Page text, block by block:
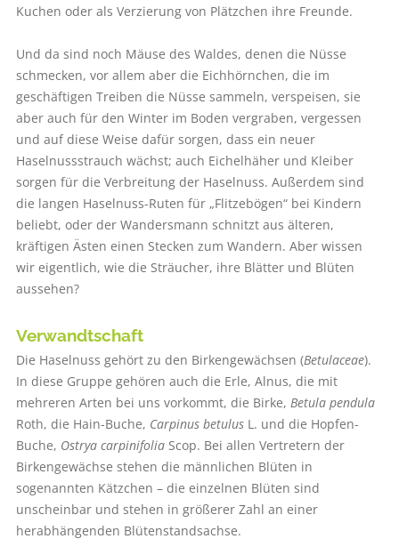
Kuchen oder als Verzierung von Plätzchen ihre Freunde.
Und da sind noch Mäuse des Waldes, denen die Nüsse
schmecken, vor allem aber die Eichhörnchen, die im
geschäftigen Treiben die Nüsse sammeln, verspeisen, sie
aber auch für den Winter im Boden vergraben, vergessen
und auf diese Weise dafür sorgen, dass ein neuer
Haselnussstrauch wächst; auch Eichelhäher und Kleiber
sorgen für die Verbreitung der Haselnuss. Außerdem sind
die langen Haselnuss-Ruten für „Flitzebögen“ bei Kindern
beliebt, oder der Wandersmann schnitzt aus älteren,
kräftigen Ästen einen Stecken zum Wandern. Aber wissen
wir eigentlich, wie die Sträucher, ihre Blätter und Blüten
aussehen?
Verwandtschaft
Die Haselnuss gehört zu den Birkengewächsen (Betulaceae).
In diese Gruppe gehören auch die Erle, Alnus, die mit
mehreren Arten bei uns vorkommt, die Birke, Betula pendula
Roth, die Hain-Buche, Carpinus betulusL. und die Hopfen-
Buche, Ostrya carpinifoliaScop. Bei allen Vertretern der
Birkengewächse stehen die männlichen Blüten in
sogenannten Kätzchen – die einzelnen Blüten sind
unscheinbar und stehen in größerer Zahl an einer
herabhängenden Blütenstandsachse.